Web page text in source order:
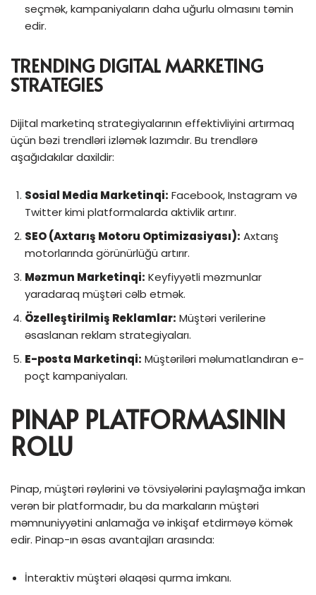
seçmək, kampaniyaların daha uğurlu olmasını təmin
edir.
TRENDING DIGITAL MARKETING
STRATEGIES
Dijital marketinq strategiyalarının effektivliyini artırmaq
üçün bəzi trendləri izləmək lazımdır. Bu trendlərə
aşağıdakılar daxildir:
Sosial Media Marketinqi: Facebook, Instagram və
Twitter kimi platformalarda aktivlik artırır.
SEO (Axtarış Motoru Optimizasiyası): Axtarış
motorlarında görünürlüğü artırır.
Məzmun Marketinqi: Keyfiyyətli məzmunlar
yaradaraq müştəri cəlb etmək.
Özelleştirilmiş Reklamlar: Müştəri verilerine
əsaslanan reklam strategiyaları.
E-posta Marketinqi: Müştəriləri məlumatlandıran e-
poçt kampaniyaları.
PINAP PLATFORMASININ
ROLU
Pinap, müştəri rəylərini və tövsiyələrini paylaşmağa imkan
verən bir platformadır, bu da markaların müştəri
məmnuniyyətini anlamağa və inkişaf etdirməyə kömək
edir. Pinap-ın əsas avantajları arasında:
İnteraktiv müştəri əlaqəsi qurma imkanı.